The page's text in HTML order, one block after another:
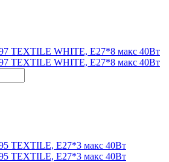
TEXTILE WHITE, E27*8 макс 40Вт
TEXTILE WHITE, E27*8 макс 40Вт
TEXTILE, E27*3 макс 40Вт
TEXTILE, E27*3 макс 40Вт